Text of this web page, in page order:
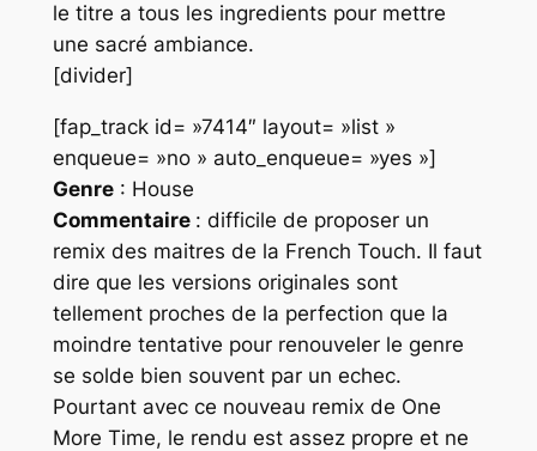
le titre a tous les ingredients pour mettre
une sacré ambiance.
[divider]
[fap_track id= »7414″ layout= »list »
enqueue= »no » auto_enqueue= »yes »]
Genre: House
Commentaire : difficile de proposer un
remix des maitres de la French Touch. Il faut
dire que les versions originales sont
tellement proches de la perfection que la
moindre tentative pour renouveler le genre
se solde bien souvent par un echec.
Pourtant avec ce nouveau remix de One
More Time, le rendu est assez propre et ne